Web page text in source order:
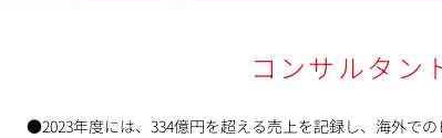
コンサルタン
●2023年度には、334億円を超える売上を記録し、海外で